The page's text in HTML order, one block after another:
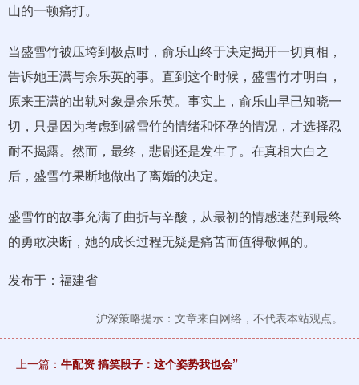
山的一顿痛打。
当盛雪竹被压垮到极点时，俞乐山终于决定揭开一切真相，
告诉她王潇与余乐英的事。直到这个时候，盛雪竹才明白，
原来王潇的出轨对象是余乐英。事实上，俞乐山早已知晓一
切，只是因为考虑到盛雪竹的情绪和怀孕的情况，才选择忍
耐不揭露。然而，最终，悲剧还是发生了。在真相大白之
后，盛雪竹果断地做出了离婚的决定。
盛雪竹的故事充满了曲折与辛酸，从最初的情感迷茫到最终
的勇敢决断，她的成长过程无疑是痛苦而值得敬佩的。
发布于：福建省
沪深策略提示：文章来自网络，不代表本站观点。
上一篇： 牛配资 搞笑段子：这个姿势我也会”